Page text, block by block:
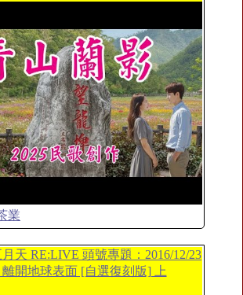
業
天 RE:LIVE 頭號專題：2016/12/23
離開地球表面 [自選復刻版] 上